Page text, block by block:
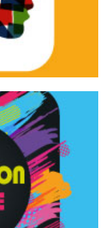
– I Edizione